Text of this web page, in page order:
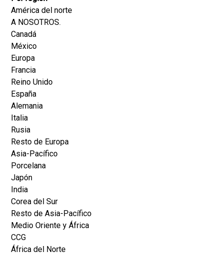
América del norte
A NOSOTROS.
Canadá
México
Europa
Francia
Reino Unido
España
Alemania
Italia
Rusia
Resto de Europa
Asia-Pacífico
Porcelana
Japón
India
Corea del Sur
Resto de Asia-Pacífico
Medio Oriente y África
CCG
África del Norte